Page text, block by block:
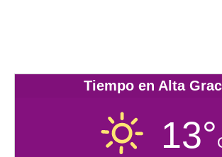
Tiempo en Alta
13°